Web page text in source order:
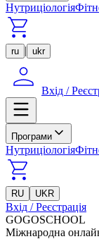
Нутриціологія
ru | ukr
Вхід /
Програми
Нутриціологія
RU UKR
Вхід / Реєстрація
GOGOSCHOOL
Міжнародна